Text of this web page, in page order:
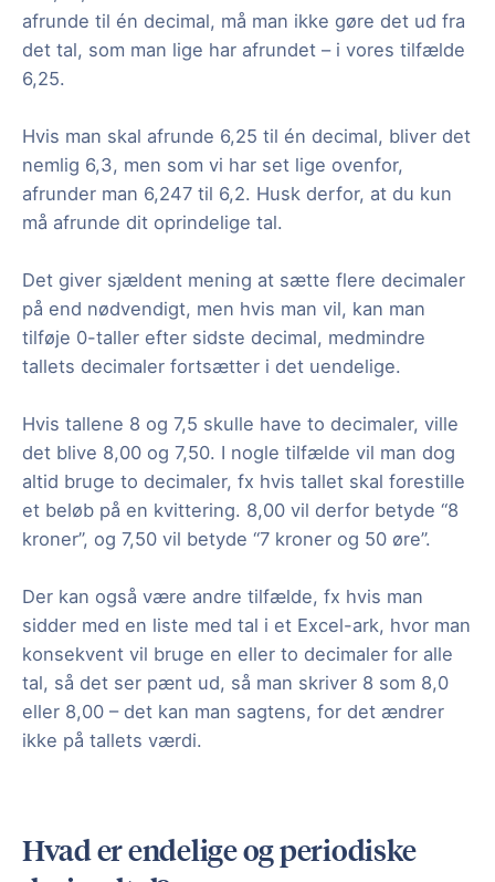
afrunde til én decimal, må man ikke gøre det ud fra
det tal, som man lige har afrundet – i vores tilfælde
6,25.
Hvis man skal afrunde 6,25 til én decimal, bliver det
nemlig 6,3, men som vi har set lige ovenfor,
afrunder man 6,247 til 6,2. Husk derfor, at du kun
må afrunde dit oprindelige tal.
Det giver sjældent mening at sætte flere decimaler
på end nødvendigt, men hvis man vil, kan man
tilføje 0-taller efter sidste decimal, medmindre
tallets decimaler fortsætter i det uendelige.
Hvis tallene 8 og 7,5 skulle have to decimaler, ville
det blive 8,00 og 7,50. I nogle tilfælde vil man dog
altid bruge to decimaler, fx hvis tallet skal forestille
et beløb på en kvittering. 8,00 vil derfor betyde “8
kroner”, og 7,50 vil betyde “7 kroner og 50 øre”.
Der kan også være andre tilfælde, fx hvis man
sidder med en liste med tal i et Excel-ark, hvor man
konsekvent vil bruge en eller to decimaler for alle
tal, så det ser pænt ud, så man skriver 8 som 8,0
eller 8,00 – det kan man sagtens, for det ændrer
ikke på tallets værdi.
Hvad er endelige og periodiske